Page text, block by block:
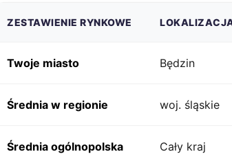
ZESTAWIENIE RYNKOWE
Twoje miasto Będzin
Średnia w regionie woj. śląskie
Średnia ogólnopolska Cały kraj